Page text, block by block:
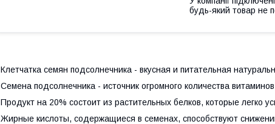
будь-який товар не
Клетчатка семян подсолнечника - вкусная и питательная
Семена подсолнечника - источник огромного количества
Продукт на 20% состоит из растительных белков, которые легко
Жирные кислоты, содержащиеся в семенах, способствуют